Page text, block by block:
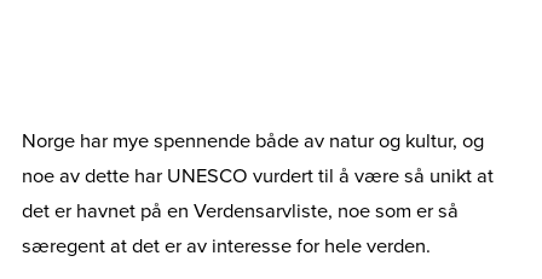
Norge har mye spennende både av natur og kultur, og
noe av dette har UNESCO vurdert til å være så unikt at
det er havnet på en Verdensarvliste, noe som er så
særegent at det er av interesse for hele verden.